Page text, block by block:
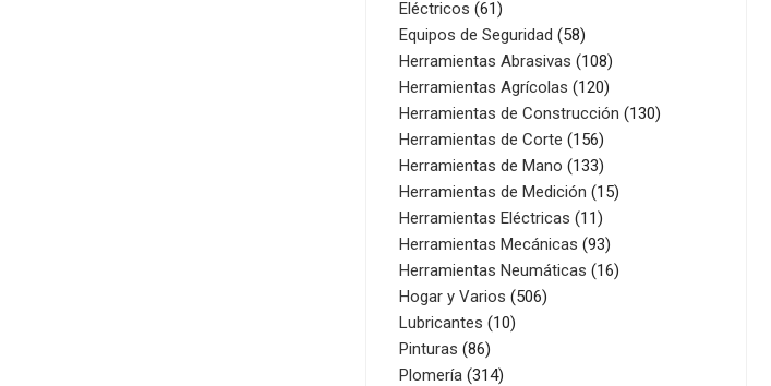
Eléctricos 6161
productos
Equipos de Seguridad 5858
productos
Herramientas Abrasivas 108108
productos
Herramientas Agrícolas 120120
productos
Herramientas de Construcción 130130
Herramientas de Corte 156156
productos
Herramientas de Mano 133133
productos
Herramientas de Medición 1515
Herramientas Eléctricas 1111
productos
Herramientas Mecánicas 9393
productos
Herramientas Neumáticas 1616
Hogar y Varios 506506
Lubricantes 1010
Pinturas 8686
productos
Plomería 314314